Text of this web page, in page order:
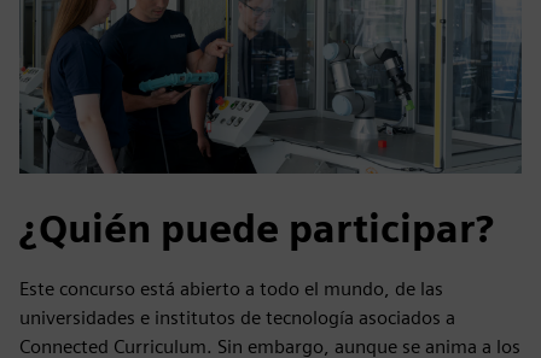
¿Quién puede participar?
Este concurso está abierto a todo el mundo, de las
universidades e institutos de tecnología asociados a
Connected Curriculum. Sin embargo, aunque se anima a los